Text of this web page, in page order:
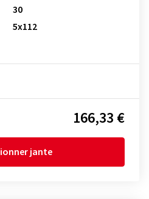
30
5x112
166,33 €
jante